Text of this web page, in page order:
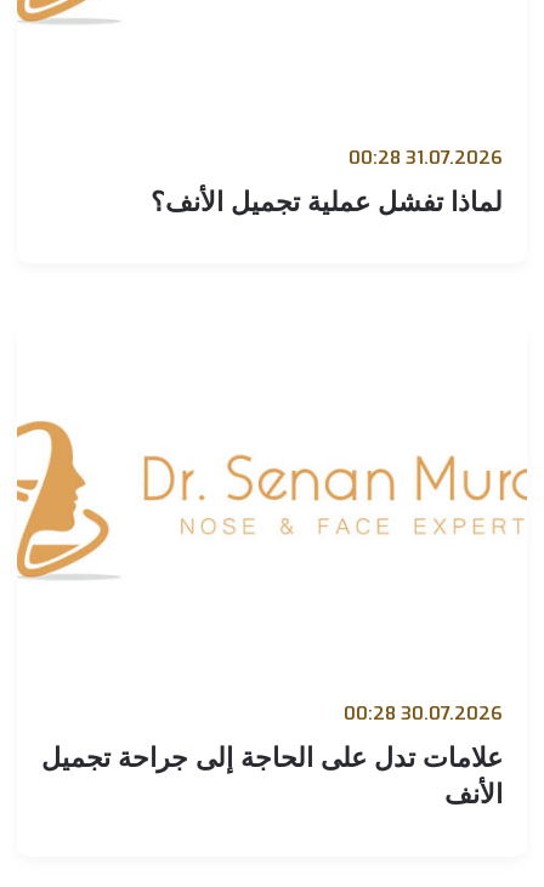
31.07.2026
تفشل عملية تجميل الأنف؟
30.07.2026
تدل على الحاجة إلى جراحة تجميل